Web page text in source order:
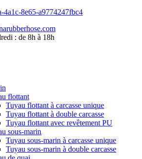
: de 8h à 18h
flottant
Tuyau flottant à carcasse unique
Tuyau flottant à double carcasse
Tuyau flottant avec revêtement PU
sous-marin
Tuyau sous-marin à carcasse unique
Tuyau sous-marin à double carcasse